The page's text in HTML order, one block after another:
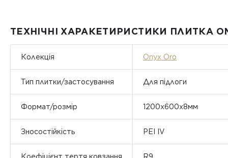
ТЕХНІЧНІ ХАРАКЕТИРИСТИКИ ПЛИТКА
Колекція Onyx Oro
Тип плитки/застосування Для підлоги
Формат/розмір 1200х600х8мм
Зносостійкість PEI IV